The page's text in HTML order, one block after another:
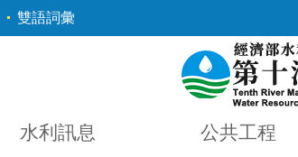
雙語詞彙
水利訊息 公共工程